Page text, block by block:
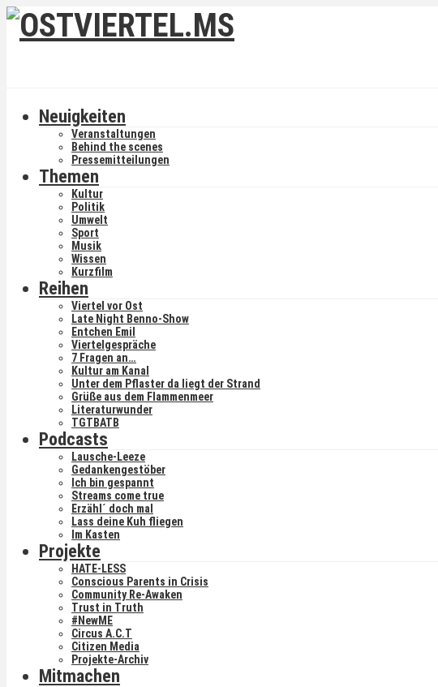
Neuigkeiten
Veranstaltungen
Behind the scenes
Pressemitteilungen
Themen
Kultur
Politik
Umwelt
Sport
Musik
Wissen
Kurzfilm
Reihen
Viertel vor Ost
Late Night Benno-Show
Entchen Emil
Viertelgespräche
7 Fragen an…
Kultur am Kanal
Unter dem Pflaster da liegt der Strand
Grüße aus dem Flammenmeer
Literaturwunder
TGTBATB
Podcasts
Lausche-Leeze
Gedankengestöber
Ich bin gespannt
Streams come true
Erzähl´ doch mal
Lass deine Kuh fliegen
Im Kasten
Projekte
HATE-LESS
Conscious Parents in Crisis
Community Re-Awaken
Trust in Truth
#NewME
Circus A.C.T
Citizen Media
Projekte-Archiv
Mitmachen